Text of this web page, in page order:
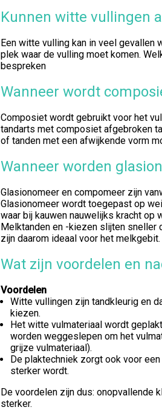
Kunnen witte vullingen
Een witte vulling kan in veel gevallen
plek waar de vulling moet komen.
bespreken
Wanneer wordt
Composiet wordt gebruikt voor het
tandarts met composiet afgebroken
of tanden met een afwijkende vorm
Wanneer worden
Glasionomeer en compomeer zijn
Glasionomeer wordt toegepast op
waar bij kauwen nauwelijks kracht
Melktanden en -kiezen slijten sneller
zijn daarom ideaal voor het
Wat zijn voordelen en
Voordelen
Witte vullingen zijn tandkleurig en
kiezen.
Het witte vulmateriaal wordt
worden weggeslepen om het
grijze vulmateriaal).
De plaktechniek zorgt ook voor
sterker wordt.
De voordelen zijn dus: onopvallende
sterker.